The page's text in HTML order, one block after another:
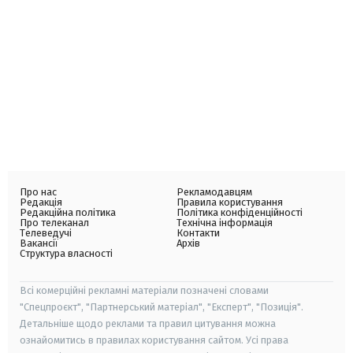
Про нас
Редакція
Редакційна політика
Про телеканал
Телеведучі
Вакансії
Структура власності
Рекламодавцям
Правила користування
Політика конфіденційності
Технічна інформація
Контакти
Архів
Всі комерційні рекламні матеріали позначені словами
"Спецпроєкт", "Партнерський матеріал", "Експерт", "Позиція".
Детальніше щодо реклами та правил цитування можна
ознайомитись в правилах користування сайтом. Усі права